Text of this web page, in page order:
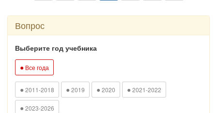
Вопрос
Выберите год учебника
● Все года
● 2011-2018 ● 2019 ● 2020 ● 2021-2022
● 2023-2026